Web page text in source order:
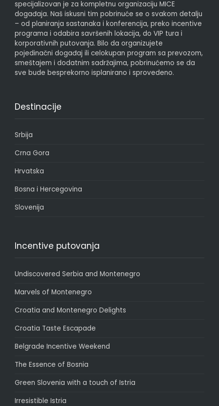
specijalizovan je za kompletnu organizaciju MICE
događaja. Naš iskusni tim pobrinuće se o svakom detalju
– od planiranja sastanaka i konferencija, preko incentive
programa i odabira savršenih lokacija, do VIP tura i
korporativnih putovanja. Bilo da organizujete
pojedinačni događaj ili celokupan program sa prevozom,
smeštajem i dodatnim sadržajima, pobrinućemo se da
sve bude besprekorno isplanirano i sprovedeno.
Destinacije
Srbija
Crna Gora
Hrvatska
Bosna i Hercegovina
Slovenija
Incentive putovanja
Undiscovered Serbia and Montenegro
Marvels of Montenegro
Croatia and Montenegro Delights
Croatia Taste Escapade
Belgrade Incentive Weekend
The Essence of Bosnia
Green Slovenia with a touch of Istria
Irresistible Istria